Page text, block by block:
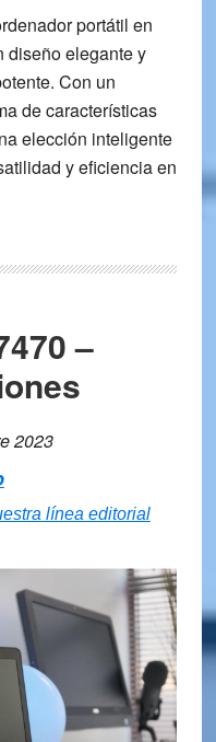
portátil en
diseño elegante y
Con un
de características
elección inteligente
y eficiencia en
–
2023
línea editorial